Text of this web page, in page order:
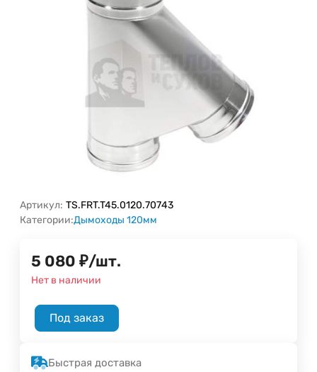
Артикул: TS.FRT.T45.0120.70743
Категории:Дымоходы 120мм
5 080 ₽/шт.
Нет в наличии
Под заказ
Быстрая доставка